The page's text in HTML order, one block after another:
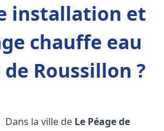
installation et
chauffe eau
de Roussillon ?
Dans la ville de Le Péage de